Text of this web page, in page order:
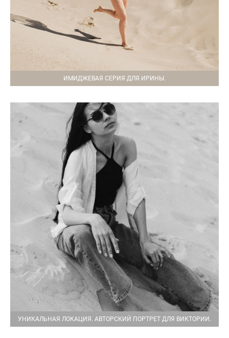
ИМИДЖЕВАЯ СЕРИЯ ДЛЯ ИРИНЫ.
УНИКАЛЬНАЯ ЛОКАЦИЯ. АВТОРСКИЙ ПОРТРЕТ ДЛЯ ВИКТОРИИ.